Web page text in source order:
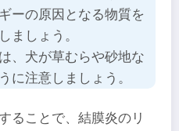
ーの原因となる物質を
ましょう。
、犬が草むらや砂地な
に注意しましょう。
ることで、結膜炎のリ